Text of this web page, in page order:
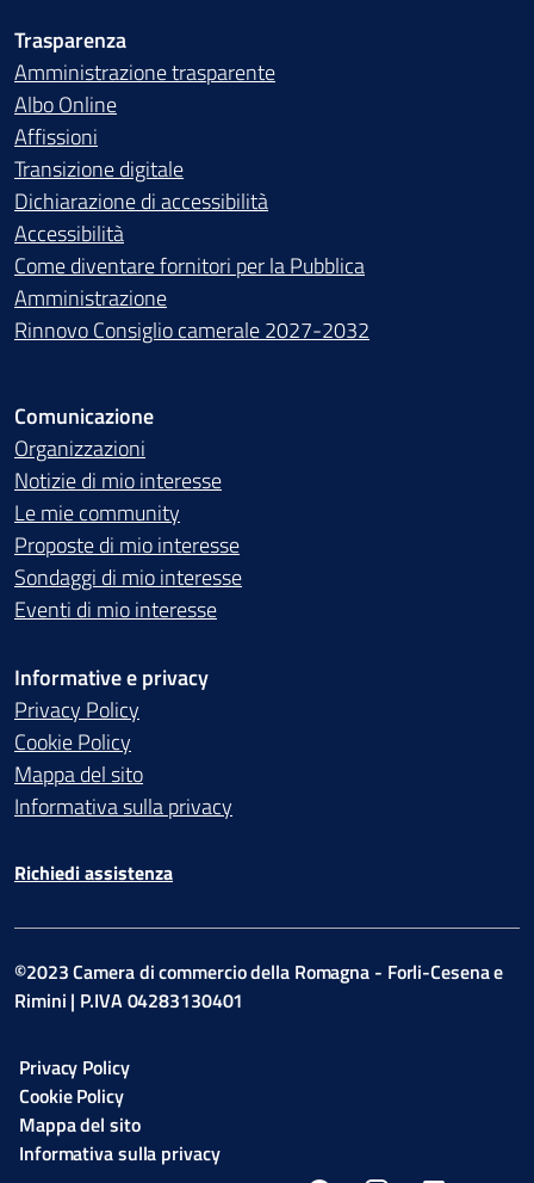
Trasparenza
Amministrazione trasparente
Albo Online
Affissioni
Transizione digitale
Dichiarazione di accessibilità
Accessibilità
Come diventare fornitori per la Pubblica
Amministrazione
Rinnovo Consiglio camerale 2027-2032
Comunicazione
Organizzazioni
Notizie di mio interesse
Le mie community
Proposte di mio interesse
Sondaggi di mio interesse
Eventi di mio interesse
Informative e privacy
Privacy Policy
Cookie Policy
Mappa del sito
Informativa sulla privacy
Richiedi assistenza
©2023 Camera di commercio della Romagna - Forli-Cesena e
Rimini | P.IVA 04283130401
Privacy Policy
Cookie Policy
Mappa del sito
Informativa sulla privacy